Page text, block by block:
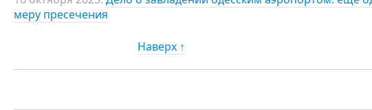
меру пресечения
Наверх ↑